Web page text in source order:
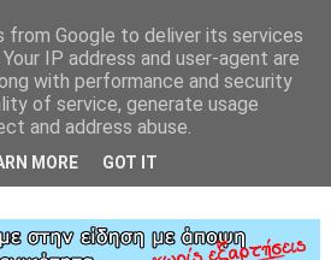
from Google to deliver its services
IP address and user-agent are
with performance and security
of service, generate usage
and address abuse.
MORE GOT IT